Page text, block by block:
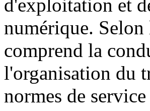
d'exploitation et
numérique.
comprend la
l'organisation du
normes de